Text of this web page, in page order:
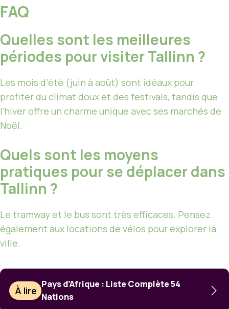
FAQ
Quelles sont les meilleures
périodes pour visiter Tallinn ?
Les mois d’été (juin à août) sont idéaux pour
profiter du climat doux et des festivals, tandis que
l’hiver offre un charme unique avec ses marchés de
Noël.
Quels sont les moyens
pratiques pour se déplacer dans
Tallinn ?
Le tramway et le bus sont très efficaces. Pensez
également aux locations de vélos pour explorer la
ville.
À lire
Pays d’Afrique : Liste Complète 54
Nations